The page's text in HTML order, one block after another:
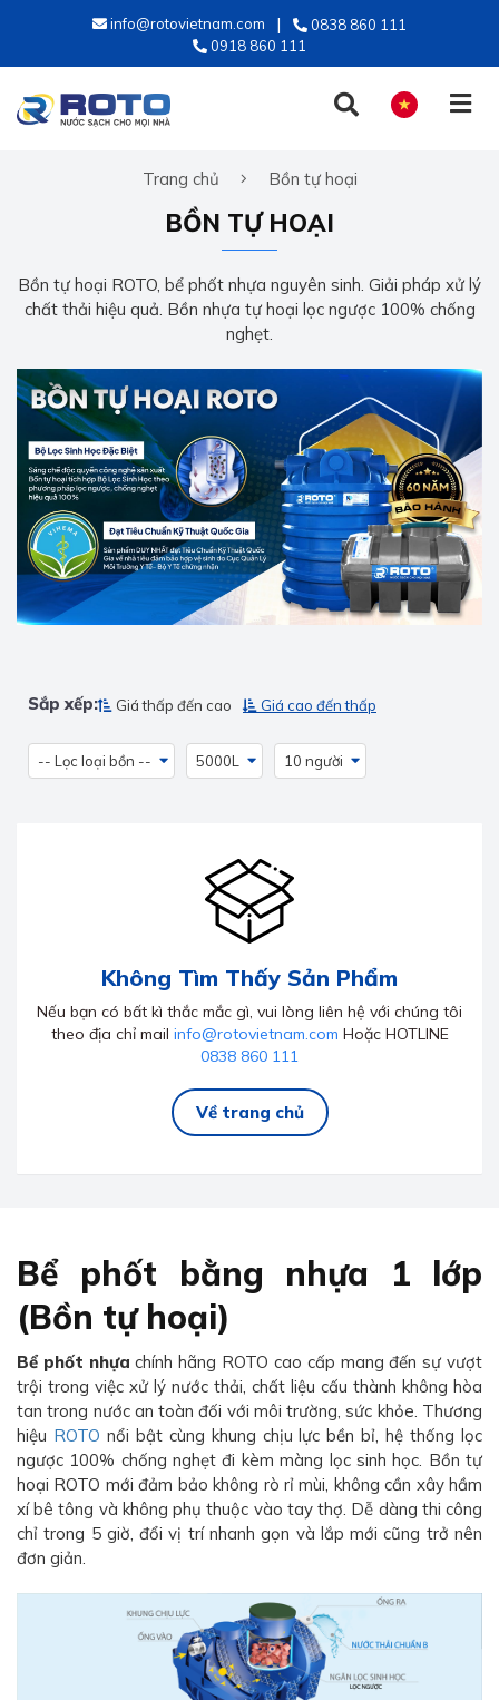
info@rotovietnam.com
0838 860 111
0918 860 111
Trang chủ Bồn tự hoại
BỒN TỰ HOẠI
Bồn tự hoại ROTO, bể phốt nhựa nguyên sinh. Giải pháp xử lý
chất thải hiệu quả. Bồn nhựa tự hoại lọc ngược 100% chống
nghẹt.
Sắp xếp: Giá thấp đến cao Giá cao đến thấp
-- Lọc loại bồn -- 5000L 10 người
Không Tìm Thấy Sản Phẩm
Nếu bạn có bất kì thắc mắc gì, vui lòng liên hệ với chúng tôi
theo địa chỉ mail info@rotovietnam.com Hoặc HOTLINE
0838 860 111
Về trang chủ
Bể phốt bằng nhựa 1 lớp
(Bồn tự hoại)
Bể phốt nhựa chính hãng ROTO cao cấp mang đến sự vượt
trội trong việc xử lý nước thải, chất liệu cấu thành không hòa
tan trong nước an toàn đối với môi trường, sức khỏe. Thương
hiệu ROTO nổi bật cùng khung chịu lực bền bỉ, hệ thống lọc
ngược 100% chống nghẹt đi kèm màng lọc sinh học. Bồn tự
hoại ROTO mới đảm bảo không rò rỉ mùi, không cần xây hầm
xí bê tông và không phụ thuộc vào tay thợ. Dễ dàng thi công
chỉ trong 5 giờ, đổi vị trí nhanh gọn và lắp mới cũng trở nên
đơn giản.